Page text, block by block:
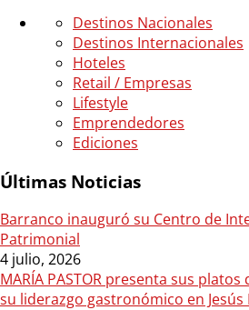
Destinos Nacionales
Destinos Internacionales
Hoteles
Retail / Empresas
Lifestyle
Emprendedores
Ediciones
Últimas Noticias
Barranco inauguró su Centro de
Patrimonial
4 julio, 2026
MARÍA PASTOR presenta sus
su liderazgo gastronómico en Jesús